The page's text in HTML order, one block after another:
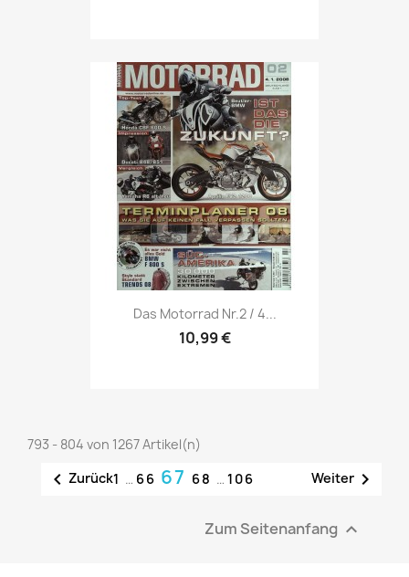
Vorschau
Das Motorrad Nr.2 / 4...
10,99 €
793 - 804 von 1267 Artikel(n)
 Zurück1 … 66 67 68 … 106 Weiter 
Zum Seitenanfang 